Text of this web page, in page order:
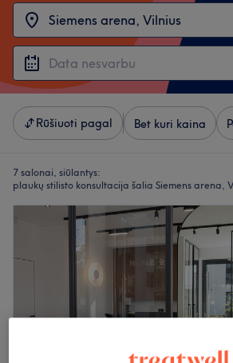
Rūšiuoti pagal Bet kuri kaina
7 salonai, siūlantys:
plaukų stilisto konsultacija šalia Siemens arena,